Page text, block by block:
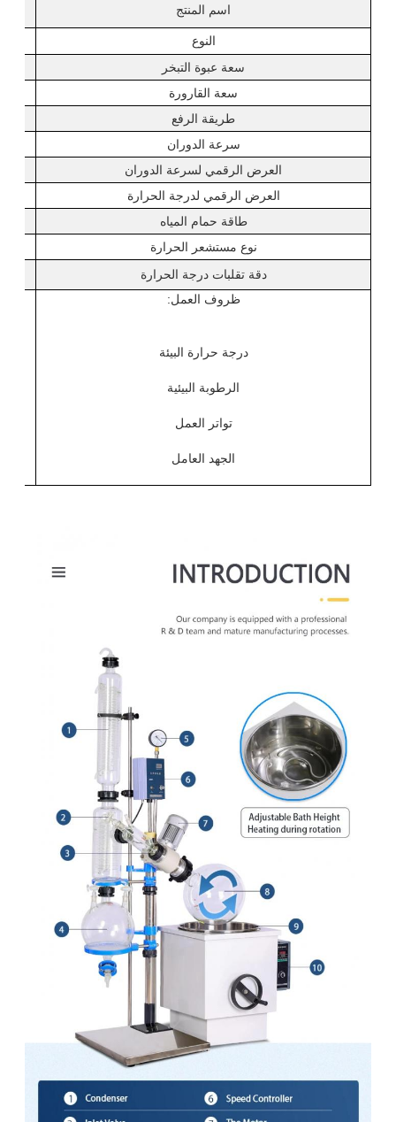
اسم المنتج
النوع
سعة عبوة التبخر
سعة القارورة
طريقة الرفع
سرعة الدوران
العرض الرقمي لسرعة الدوران
العرض الرقمي لدرجة الحرارة
طاقة حمام المياه
نوع مستشعر الحرارة
دقة تقلبات درجة الحرارة
ظروف العمل:
درجة حرارة البيئة
الرطوبة البيئية
تواتر العمل
الجهد العامل